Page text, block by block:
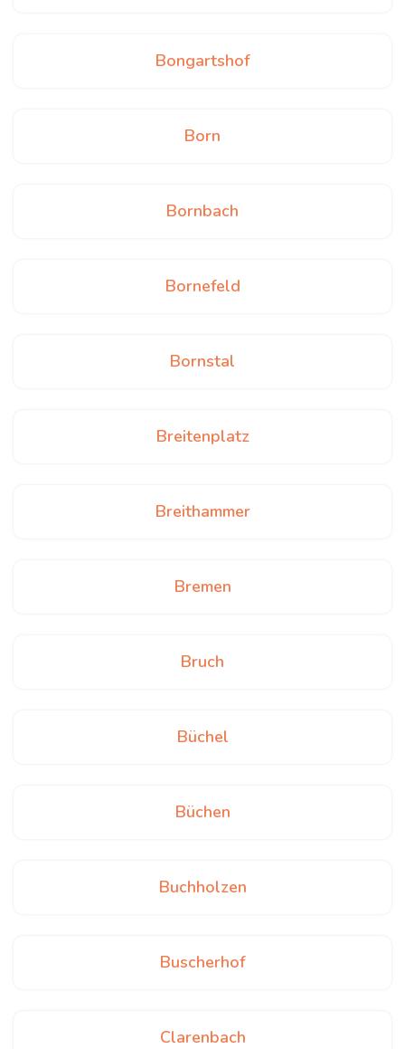
Bongartshof
Born
Bornbach
Bornefeld
Bornstal
Breitenplatz
Breithammer
Bremen
Bruch
Büchel
Büchen
Buchholzen
Buscherhof
Clarenbach